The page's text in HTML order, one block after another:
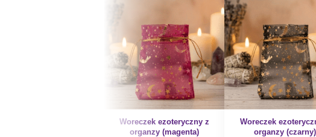
Woreczek ezoteryczny z
organzy (magenta)
Woreczek
organzy (czarny)